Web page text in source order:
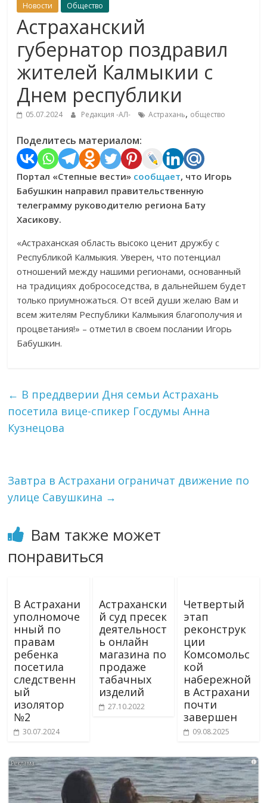
Новости Общество
Астраханский
губернатор поздравил
жителей Калмыкии с
Днем республики
05.07.2024 Редакция -АЛ- Астрахань, общество
Поделитесь материалом:
Портал «Степные вести» сообщает, что Игорь
Бабушкин направил правительственную
телеграмму руководителю региона Бату
Хасикову.
«Астраханская область высоко ценит дружбу с
Республикой Калмыкия. Уверен, что потенциал
отношений между нашими регионами, основанный
на традициях добрососедства, в дальнейшем будет
только приумножаться. От всей души желаю Вам и
всем жителям Республики Калмыкия благополучия и
процветания!» – отметил в своем послании Игорь
Бабушкин.
← В преддверии Дня семьи Астрахань
посетила вице-спикер Госдумы Анна
Кузнецова
Завтра в Астрахани ограничат движение по
улице Савушкина →
Вам также может
понравиться
В Астрахани
уполномоче
нный по
правам
ребенка
посетила
следственн
ый
изолятор
№2
30.07.2024
Астрахански
й суд пресек
деятельност
ь онлайн
магазина по
продаже
табачных
изделий
27.10.2022
Четвертый
этап
реконструк
ции
Комсомольс
кой
набережной
в Астрахани
почти
завершен
09.08.2025
i